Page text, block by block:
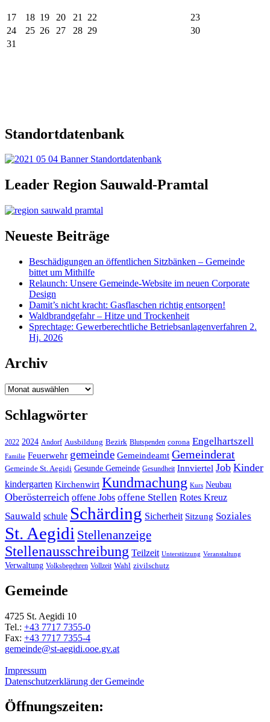
17 18 19 20 21 22
23
24
25 26 27 28 29
30
31
Standortdatenbank
Leader Region Sauwald-Pramtal
Neueste Beiträge
Beschädigungen an öffentlichen Sitzbänken – Gemeinde
bittet um Mithilfe
Relaunch: Unsere Gemeinde-Website im neuen Corporate
Design
Damit’s nicht kracht: Gasflaschen richtig entsorgen!
Waldbrandgefahr – Hitze und Trockenheit
Sprechtage: Gewerberechtliche Betriebsanlagenverfahren 2.
Hj. 2026
Archiv
Archiv
Schlagwörter
2022 2024 Andorf Ausbildung Bezirk Blutspenden corona Engelhartszell
Familie Feuerwehr gemeinde Gemeindeamt Gemeinderat
Gemeinde St. Aegidi Gesunde Gemeinde Gesundheit Innviertel Job Kinder
kindergarten Kirchenwirt Kundmachung Kurs Neubau
Oberösterreich offene Jobs offene Stellen Rotes Kreuz
Sauwald schule Schärding Sicherheit Sitzung Soziales
St. Aegidi Stellenanzeige
Stellenausschreibung Teilzeit Unterstützung Veranstaltung
Verwaltung Volksbegehren Vollzeit Wahl zivilschutz
Gemeinde
4725 St. Aegidi 10
Tel.: +43 7717 7355-0
Fax: +43 7717 7355-4
gemeinde@st-aegidi.ooe.gv.at
Impressum
Datenschutzerklärung der Gemeinde
Öffnungszeiten: